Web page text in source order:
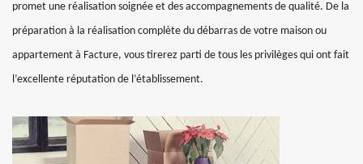
promet une réalisation soignée et des accompagnements de qualité. De la
préparation à la réalisation complète du débarras de votre maison ou
appartement à Facture, vous tirerez parti de tous les privilèges qui ont fait
l’excellente réputation de l’établissement.